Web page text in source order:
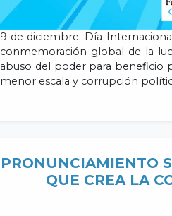
9 de diciembre: Día
conmemoración global de la
abuso del poder para beneficio
menor escala y corrupción
PRONUNCIAMIENTO
QUE CREA LA